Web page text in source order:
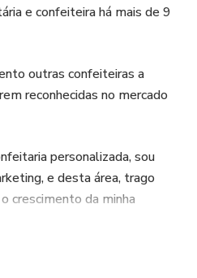
e confeiteira há mais de 9
outras confeiteiras a
reconhecidas no mercado
personalizada, sou
e desta área, trago
crescimento da minha